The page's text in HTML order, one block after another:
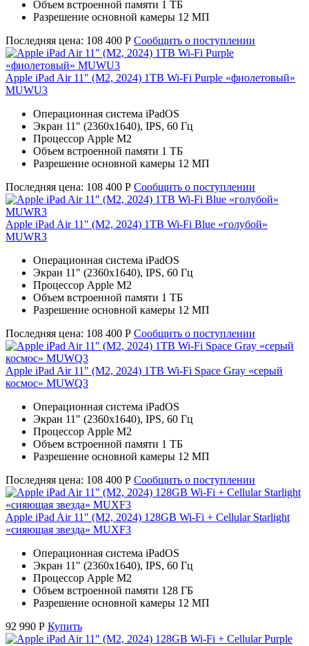
Объем встроенной памяти 1 ТБ
Разрешение основной камеры 12 МП
Последняя цена: 108 400 Р Сообщить о поступлении
Apple iPad Air 11" (M2, 2024) 1TB Wi-Fi Purple «фиолетовый»
MUWU3
Операционная система iPadOS
Экран 11" (2360x1640), IPS, 60 Гц
Процессор Apple M2
Объем встроенной памяти 1 ТБ
Разрешение основной камеры 12 МП
Последняя цена: 108 400 Р Сообщить о поступлении
Apple iPad Air 11" (M2, 2024) 1TB Wi-Fi Blue «голубой»
MUWR3
Операционная система iPadOS
Экран 11" (2360x1640), IPS, 60 Гц
Процессор Apple M2
Объем встроенной памяти 1 ТБ
Разрешение основной камеры 12 МП
Последняя цена: 108 400 Р Сообщить о поступлении
Apple iPad Air 11" (M2, 2024) 1TB Wi-Fi Space Gray «серый
космос» MUWQ3
Операционная система iPadOS
Экран 11" (2360x1640), IPS, 60 Гц
Процессор Apple M2
Объем встроенной памяти 1 ТБ
Разрешение основной камеры 12 МП
Последняя цена: 108 400 Р Сообщить о поступлении
Apple iPad Air 11" (M2, 2024) 128GB Wi-Fi + Cellular Starlight
«сияющая звезда» MUXF3
Операционная система iPadOS
Экран 11" (2360x1640), IPS, 60 Гц
Процессор Apple M2
Объем встроенной памяти 128 ГБ
Разрешение основной камеры 12 МП
92 990 Р Купить